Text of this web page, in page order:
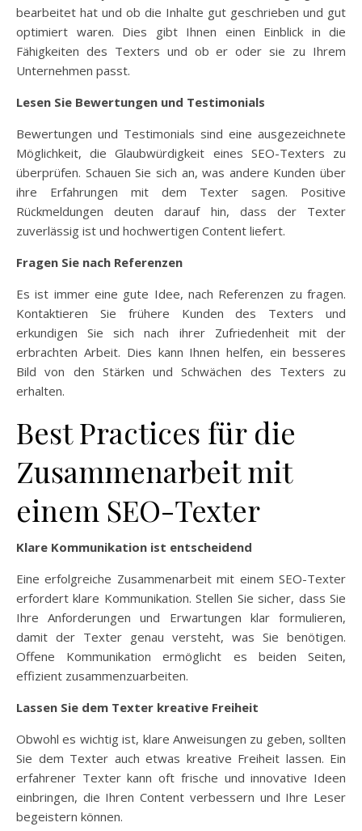
bearbeitet hat und ob die Inhalte gut geschrieben und gut
optimiert waren. Dies gibt Ihnen einen Einblick in die
Fähigkeiten des Texters und ob er oder sie zu Ihrem
Unternehmen passt.
Lesen Sie Bewertungen und Testimonials
Bewertungen und Testimonials sind eine ausgezeichnete
Möglichkeit, die Glaubwürdigkeit eines SEO-Texters zu
überprüfen. Schauen Sie sich an, was andere Kunden über
ihre Erfahrungen mit dem Texter sagen. Positive
Rückmeldungen deuten darauf hin, dass der Texter
zuverlässig ist und hochwertigen Content liefert.
Fragen Sie nach Referenzen
Es ist immer eine gute Idee, nach Referenzen zu fragen.
Kontaktieren Sie frühere Kunden des Texters und
erkundigen Sie sich nach ihrer Zufriedenheit mit der
erbrachten Arbeit. Dies kann Ihnen helfen, ein besseres
Bild von den Stärken und Schwächen des Texters zu
erhalten.
Best Practices für die
Zusammenarbeit mit
einem SEO-Texter
Klare Kommunikation ist entscheidend
Eine erfolgreiche Zusammenarbeit mit einem SEO-Texter
erfordert klare Kommunikation. Stellen Sie sicher, dass Sie
Ihre Anforderungen und Erwartungen klar formulieren,
damit der Texter genau versteht, was Sie benötigen.
Offene Kommunikation ermöglicht es beiden Seiten,
effizient zusammenzuarbeiten.
Lassen Sie dem Texter kreative Freiheit
Obwohl es wichtig ist, klare Anweisungen zu geben, sollten
Sie dem Texter auch etwas kreative Freiheit lassen. Ein
erfahrener Texter kann oft frische und innovative Ideen
einbringen, die Ihren Content verbessern und Ihre Leser
begeistern können.